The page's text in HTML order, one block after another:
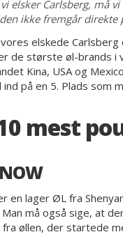
elsker Carlsberg, må
ikke fremgår direkte
elskede
de største øl-brands i
Kina, USA og
ind på en 5. Plads som
mest
en lager ØL fra
må også sige, at
fra øllen, der startede